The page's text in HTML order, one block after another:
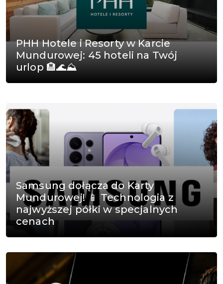
PHH Hotele i Resorty w Karcie
Mundurowej: 45 hoteli na Twój
urlop 🏨🌊⛰️
Samsung dołącza do Karty
Mundurowej! 📱 Technologia z
najwyższej półki w specjalnych
cenach